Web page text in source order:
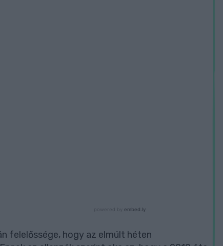
felelőssége, hogy az elmúlt héten